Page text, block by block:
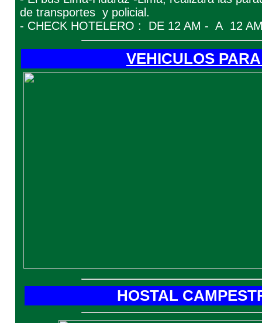
de transportes y policial.
- CHECK HOTELERO : DE 12 AM - A 12
VEHICULOS
HOSTAL